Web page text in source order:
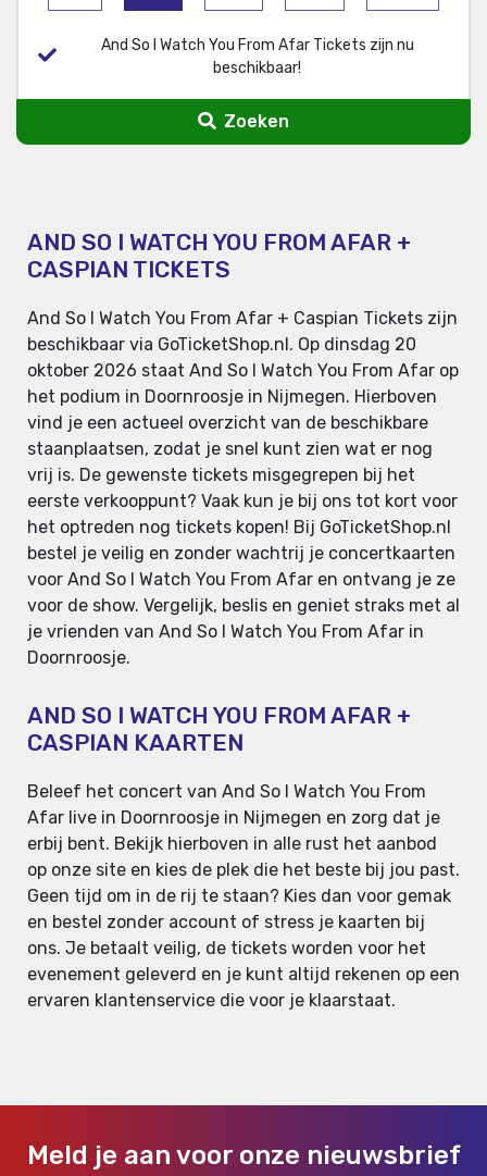
And So I Watch You From Afar Tickets zijn nu
beschikbaar!
Zoeken
AND SO I WATCH YOU FROM AFAR +
CASPIAN TICKETS
And So I Watch You From Afar + Caspian Tickets zijn
beschikbaar via GoTicketShop.nl. Op dinsdag 20
oktober 2026 staat And So I Watch You From Afar op
het podium in Doornroosje in Nijmegen. Hierboven
vind je een actueel overzicht van de beschikbare
staanplaatsen, zodat je snel kunt zien wat er nog
vrij is. De gewenste tickets misgegrepen bij het
eerste verkooppunt? Vaak kun je bij ons tot kort voor
het optreden nog tickets kopen! Bij GoTicketShop.nl
bestel je veilig en zonder wachtrij je concertkaarten
voor And So I Watch You From Afar en ontvang je ze
voor de show. Vergelijk, beslis en geniet straks met al
je vrienden van And So I Watch You From Afar in
Doornroosje.
AND SO I WATCH YOU FROM AFAR +
CASPIAN KAARTEN
Beleef het concert van And So I Watch You From
Afar live in Doornroosje in Nijmegen en zorg dat je
erbij bent. Bekijk hierboven in alle rust het aanbod
op onze site en kies de plek die het beste bij jou past.
Geen tijd om in de rij te staan? Kies dan voor gemak
en bestel zonder account of stress je kaarten bij
ons. Je betaalt veilig, de tickets worden voor het
evenement geleverd en je kunt altijd rekenen op een
ervaren klantenservice die voor je klaarstaat.
Meld je aan voor onze nieuwsbrief